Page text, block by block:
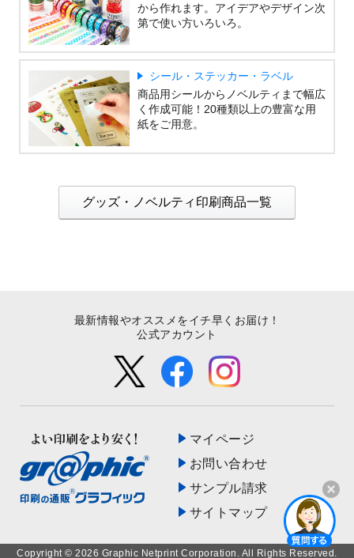
から作れます。アイデアやデザイン次
第で使い方いろいろ。
シール・ステッカー・ラベル
商品用シールからノベルティまで幅広
く作成可能！20種類以上の豊富な用
紙をご用意。
グッズ・ノベルティ印刷商品一覧
マイページ
お問い合わせ
サンプル請求
サイトマップ
最新情報やオススメをイチ早くお届け！
公式アカウント
Copyright © 2026 Graphic Netprint Corporation. All Rights Reserved.
開く